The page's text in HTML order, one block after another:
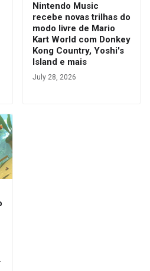
Nintendo Music
recebe novas trilhas do
modo livre de Mario
Kart World com Donkey
Kong Country, Yoshi's
Island e mais
July 28, 2026